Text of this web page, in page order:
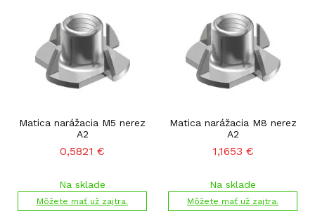
Matica narážacia M5 nerez
A2
0,5821 €
Na sklade
Môžete mať už zajtra.
Matica narážacia M8 nerez
A2
1,1653 €
Na sklade
Môžete mať už zajtra.